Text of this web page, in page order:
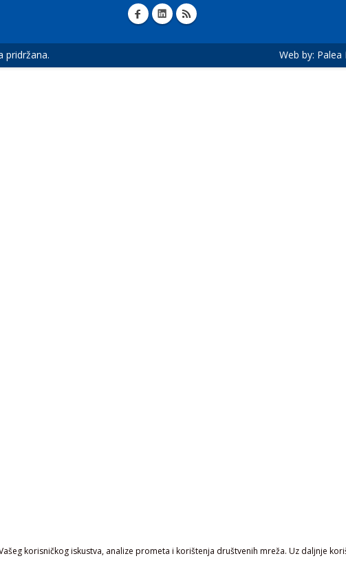
korisničkog iskustva, analize prometa i korištenja društvenih mreža. Uz daljnje
pridržana. Web by: Palea